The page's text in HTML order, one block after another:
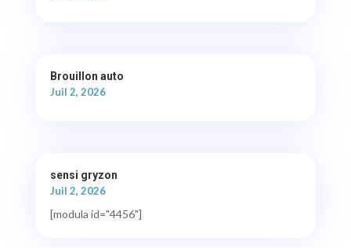
Brouillon auto
Juil 2, 2026
sensi gryzon
Juil 2, 2026
[modula id="4456"]